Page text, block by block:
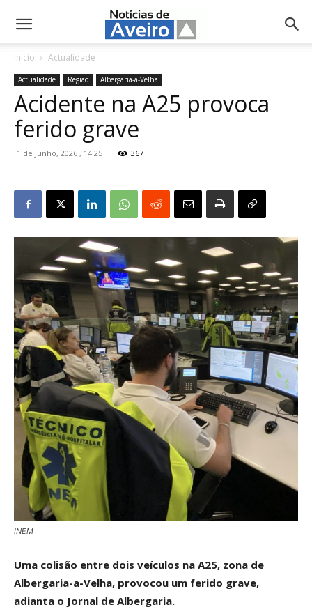
NotíciasdeAveiro.pt
Início Actualidade
Actualidade Região Albergaria-a-Velha
Acidente na A25 provoca
ferido grave
1 de Junho, 2026 , 14:25 367
INEM
Uma colisão entre dois veículos na A25, zona de
Albergaria-a-Velha, provocou um ferido grave,
adianta o Jornal de Albergaria.